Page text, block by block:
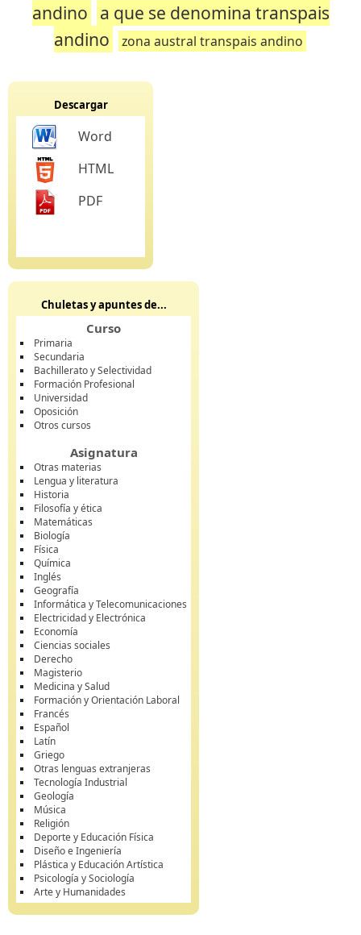
andino a que se denomina transpais
andino
zona austral transpais andino
Descargar
Word
HTML
PDF
Chuletas y apuntes de...
Curso
Primaria
Secundaria
Bachillerato y Selectividad
Formación Profesional
Universidad
Oposición
Otros cursos
Asignatura
Otras materias
Lengua y literatura
Historia
Filosofía y ética
Matemáticas
Biología
Física
Química
Inglés
Geografía
Informática y Telecomunicaciones
Electricidad y Electrónica
Economía
Ciencias sociales
Derecho
Magisterio
Medicina y Salud
Formación y Orientación Laboral
Francés
Español
Latín
Griego
Otras lenguas extranjeras
Tecnología Industrial
Geología
Música
Religión
Deporte y Educación Física
Diseño e Ingeniería
Plástica y Educación Artística
Psicología y Sociología
Arte y Humanidades